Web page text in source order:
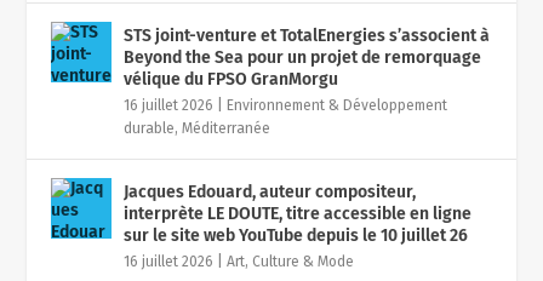
STS joint-venture et TotalEnergies s’associent à
Beyond the Sea pour un projet de remorquage
vélique du FPSO GranMorgu
16 juillet 2026
Environnement & Développement
durable,Méditerranée
Jacques Edouard, auteur compositeur,
interprète LE DOUTE, titre accessible en ligne
sur le site web YouTube depuis le 10 juillet 26
16 juillet 2026 |Art, Culture & Mode